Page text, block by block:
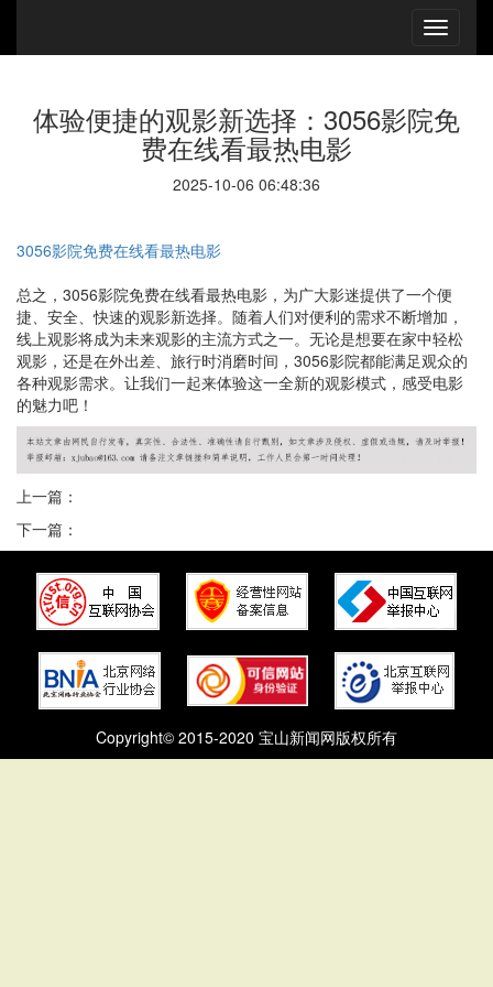
体验便捷的观影新选择：3056影院免
费在线看最热电影
2025-10-06 06:48:36
3056影院免费在线看最热电影
总之，3056影院免费在线看最热电影，为广大影迷提供了一个便
捷、安全、快速的观影新选择。随着人们对便利的需求不断增加，
线上观影将成为未来观影的主流方式之一。无论是想要在家中轻松
观影，还是在外出差、旅行时消磨时间，3056影院都能满足观众的
各种观影需求。让我们一起来体验这一全新的观影模式，感受电影
的魅力吧！
上一篇：
下一篇：
Copyright© 2015-2020 宝山新闻网版权所有